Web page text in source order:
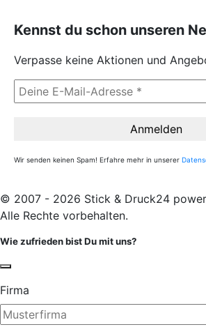
Kennst du schon unseren
Verpasse keine Aktionen und
Wir senden keinen Spam! Erfahre mehr in unserer
© 2007 - 2026 Stick & Druck24
Alle Rechte vorbehalten.
Wie zufrieden bist Du mit uns?
Firma